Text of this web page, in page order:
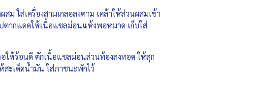
ม ใส่เครื่องสามเกลอลงตาม เคล้าให้ส่วนผสมเข้า
ากแดดให้เนื้อแซลม่อนแห้งพอหมาด เก็บใส่
ให้ร้อนดี ตักเนื้อแซลม่อนส่วนท้องลงทอด ให้สุก
ะเด็ดน้ำมัน ใส่ภาชนะพักไว้